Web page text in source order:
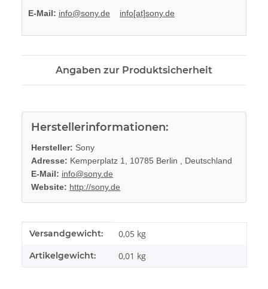
E-Mail: info@sony.de info[at]sony.de
Angaben zur Produktsicherheit
Herstellerinformationen:
Hersteller: Sony
Adresse: Kemperplatz 1, 10785 Berlin , Deutschland
E-Mail: info@sony.de
Website: http://sony.de
Produkteigenschaft
Wert
Versandgewicht: 0,05 kg
Artikelgewicht: 0,01 kg